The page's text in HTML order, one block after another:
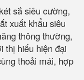
sắ siêu cường,
xuất khẩu siêu
thông thường,
thị hiếu hiện đại
thoải mái, hợp